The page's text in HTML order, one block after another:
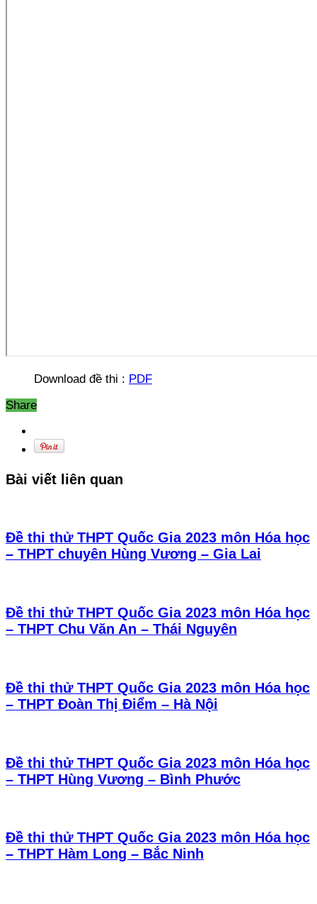
Download đề thi : PDF
Share
Bài viết liên quan
Đề thi thử THPT Quốc Gia 2023 môn Hóa học
– THPT chuyên Hùng Vương – Gia Lai
Đề thi thử THPT Quốc Gia 2023 môn Hóa học
– THPT Chu Văn An – Thái Nguyên
Đề thi thử THPT Quốc Gia 2023 môn Hóa học
– THPT Đoàn Thị Điểm – Hà Nội
Đề thi thử THPT Quốc Gia 2023 môn Hóa học
– THPT Hùng Vương – Bình Phước
Đề thi thử THPT Quốc Gia 2023 môn Hóa học
– THPT Hàm Long – Bắc Ninh